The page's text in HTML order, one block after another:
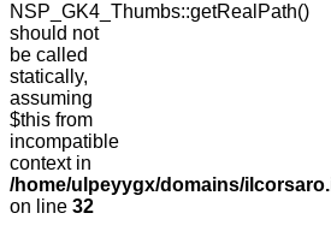
NSP_GK4_Thumbs::getRealPath()
should not
be called
statically,
assuming
$this from
incompatible
context in
/home/ulpeyygx/domains/
on line 32